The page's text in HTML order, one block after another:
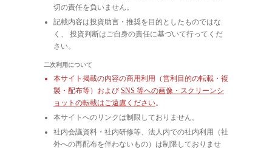
切の責任を負いません。
記載内容は投資助言・推奨を目的としたものではな
く、 投資判断はご自身の責任に基づいて行ってくだ
さい。
二次利用について
本サイト掲載の内容の商用利用（営利目的の転載・複
製・配布等）および SNS 等への画像・スクリーンシ
ョットの転載はご遠慮ください。
本サイトへのリンクは制限しておりません。
社内会議資料・社内研修等、法人内での社内利用（社
外への再配布を伴わないもの）は制限しておりませ